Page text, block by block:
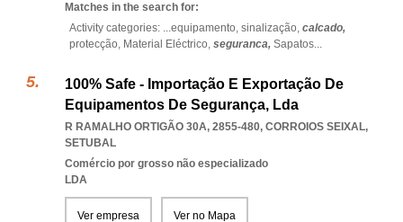
Matches in the search for:
Activity categories: ...equipamento, sinalização, calcado,
protecção, Material Eléctrico, seguranca, Sapatos...
100% Safe - Importação E Exportação De
Equipamentos De Segurança, Lda
R RAMALHO ORTIGÃO 30A, 2855-480, CORROIOS SEIXAL,
SETUBAL
Comércio por grosso não especializado
LDA
Ver empresa Ver no Mapa